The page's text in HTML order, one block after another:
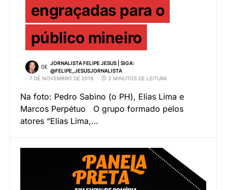
engraçadas para o
público mineiro
DE
JORNALISTA FELIPE JESUS | SIGA:
@FELIPE_JESUSJORNALISTA
7 DE NOVEMBRO DE 2019
2 MINUTOS DE LEITURA
Na foto: Pedro Sabino (o PH), Elias Lima e
Marcos Perpétuo O grupo formado pelos
atores “Elias Lima,…